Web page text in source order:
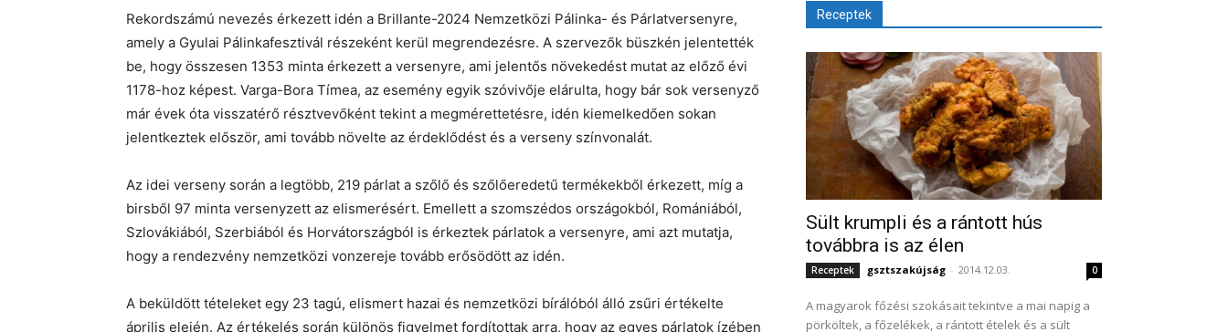
Rekordszámú nevezés érkezett idén a Brillante-2024 Nemzetközi Pálinka- és Párlatversenyre,
amely a Gyulai Pálinkafesztivál részeként kerül megrendezésre. A szervezők büszkén jelentették
be, hogy összesen 1353 minta érkezett a versenyre, ami jelentős növekedést mutat az előző évi
1178-hoz képest. Varga-Bora Tímea, az esemény egyik szóvivője elárulta, hogy bár sok versenyző
már évek óta visszatérő résztvevőként tekint a megmérettetésre, idén kiemelkedően sokan
jelentkeztek először, ami tovább növelte az érdeklődést és a verseny színvonalát.
Az idei verseny során a legtöbb, 219 párlat a szőlő és szőlőeredetű termékekből érkezett, míg a
birsből 97 minta versenyzett az elismerésért. Emellett a szomszédos országokból, Romániából,
Szlovákiából, Szerbiából és Horvátországból is érkeztek párlatok a versenyre, ami azt mutatja,
hogy a rendezvény nemzetközi vonzereje tovább erősödött az idén.
A beküldött tételeket egy 23 tagú, elismert hazai és nemzetközi bírálóból álló zsűri értékelte
április elején. Az értékelés során különös figyelmet fordítottak arra, hogy az egyes párlatok ízében
Receptek
Sült krumpli és a rántott hús
továbbra is az élen
Receptek gsztszakújság - 2014.12.03. 0
A magyarok főzési szokásait tekintve a mai napig a
pörköltek, a főzelékek, a rántott ételek és a sült